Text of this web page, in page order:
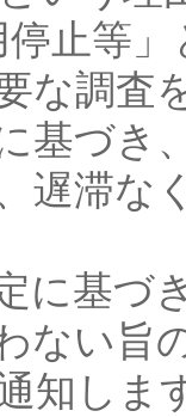
止等
な調査
基づき
遅滞な
に基づ
ない旨
知しま